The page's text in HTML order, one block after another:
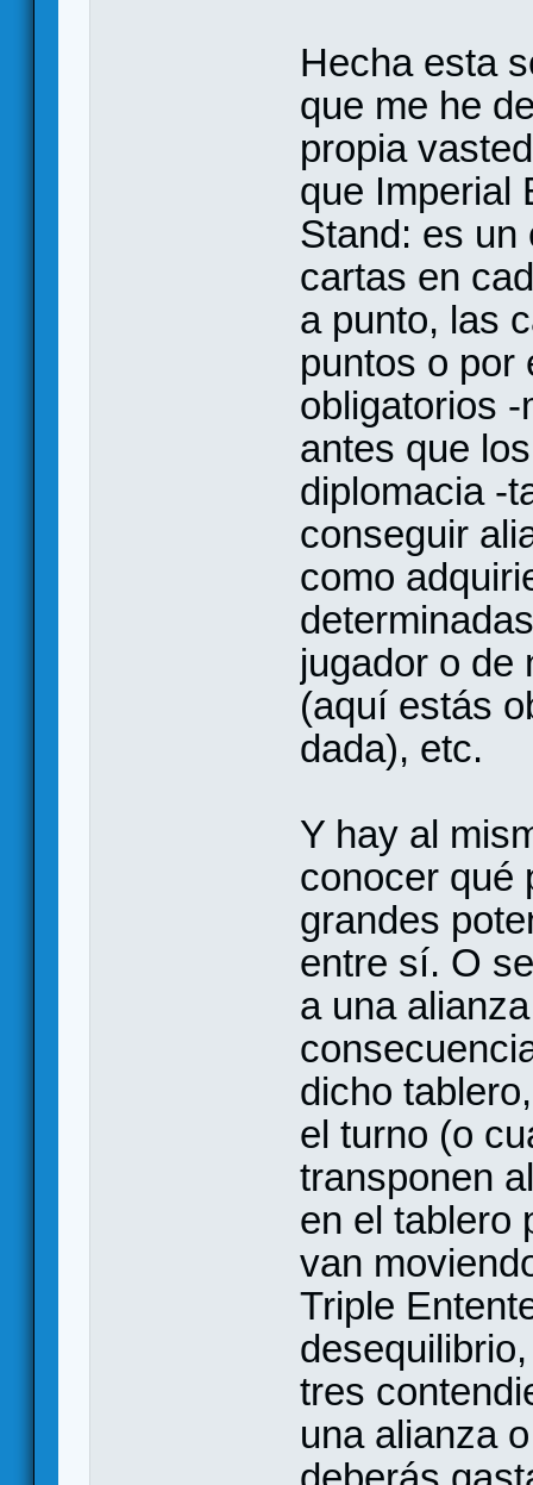
Hecha esta
que me he
propia
que Imperial
Stand: es un
cartas en
a punto, las
puntos o por
obligatorios
antes que
diplomacia -
conseguir
como
jugador o de
(aquí estás
dada), etc.
Y hay al
conocer qué
grandes
entre sí. O
a una
dicho
el turno (o
transponen
en el tablero
van
Triple
tres
una alianza